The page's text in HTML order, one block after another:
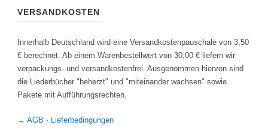
VERSANDKOSTEN
Innerhalb Deutschland wird eine Versandkostenpauschale von 3,50
€ berechnet. Ab einem Warenbestellwert von 30,00 € liefern wir
verpackungs- und versandkostenfrei. Ausgenommen hiervon sind
die Liederbücher "beherzt" und "miteinander wachsen" sowie
Pakete mit Aufführungsrechten.
→ AGB · Lieferbedingungen